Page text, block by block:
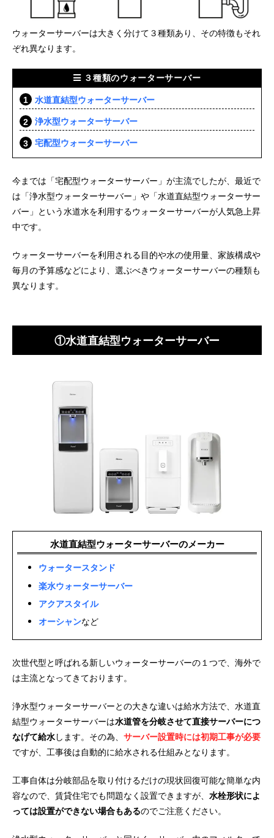
ウォーターサーバーは大きく分けて３種類あり、その特徴もそれ
ぞれ異なります。
３種類のウォーターサーバー
水道直結型ウォーターサーバー
浄水型ウォーターサーバー
宅配型ウォーターサーバー
今までは「宅配型ウォーターサーバー」が主流でしたが、最近で
は「浄水型ウォーターサーバー」や「水道直結型ウォーターサー
バー」という水道水を利用するウォーターサーバーが人気急上昇
中です。
ウォーターサーバーを利用される目的や水の使用量、家族構成や
毎月の予算感などにより、選ぶべきウォーターサーバーの種類も
異なります。
①水道直結型ウォーターサーバー
水道直結型ウォーターサーバーのメーカー
ウォータースタンド
楽水ウォーターサーバー
アクアスタイル
オーシャンなど
次世代型と呼ばれる新しいウォーターサーバーの１つで、海外で
は主流となってきております。
浄水型ウォーターサーバーとの大きな違いは給水方法で、水道直
結型ウォーターサーバーは水道管を分岐させて直接サーバーにつ
なげて給水します。その為、 サーバー設置時には初期工事が必要
ですが、工事後は自動的に給水される仕組みとなります。
工事自体は分岐部品を取り付けるだけの現状回復可能な簡単な内
容なので、賃貸住宅でも問題なく設置できますが、 水栓形状によ
っては設置ができない場合もあるのでご注意ください。